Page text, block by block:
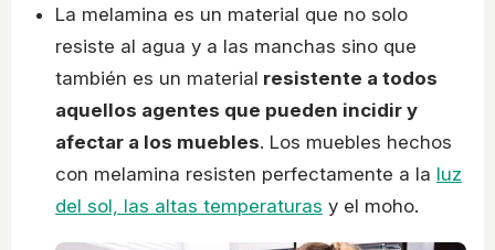
La melamina es un material que no solo
resiste al agua y a las manchas sino que
también es un material resistente a todos
aquellos agentes que pueden incidir y
afectar a los muebles. Los muebles hechos
con melamina resisten perfectamente a la luz
del sol, las altas temperaturas y el moho.